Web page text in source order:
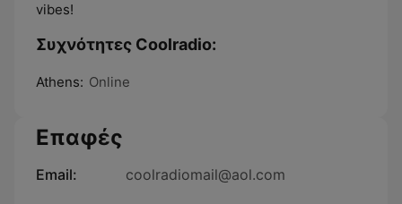
vibes!
Συχνότητες Coolradio:
Athens: Online
Επαφές
Email: coolradiomail@aol.com